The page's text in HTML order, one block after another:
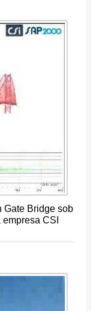
Gate Bridge sob
CSI